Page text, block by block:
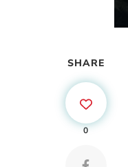
SHARE
0